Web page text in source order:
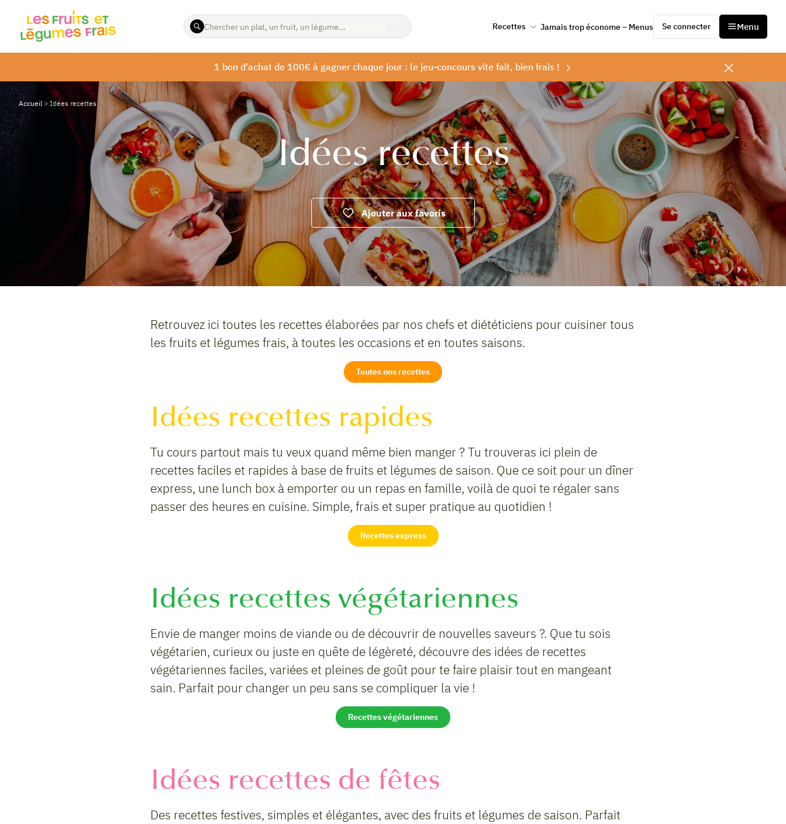
ENTREZ
LES
RECHERCHER
Recettes Jamais trop économe – Menus Se connecter Menu
1 bon d'achat de 100€ à gagner chaque jour : le jeu-concours vite fait, bien frais !
Accueil > Idées recettes
Idées recettes
Ajouter aux favoris
Retrouvez ici toutes les recettes élaborées par nos chefs et diététiciens pour cuisiner tous
les fruits et légumes frais, à toutes les occasions et en toutes saisons.
Toutes nos recettes
Idées recettes rapides
Tu cours partout mais tu veux quand même bien manger ? Tu trouveras ici plein de
recettes faciles et rapides à base de fruits et légumes de saison. Que ce soit pour un dîner
express, une lunch box à emporter ou un repas en famille, voilà de quoi te régaler sans
passer des heures en cuisine. Simple, frais et super pratique au quotidien !
Recettes express
Idées recettes végétariennes
Envie de manger moins de viande ou de découvrir de nouvelles saveurs ?. Que tu sois
végétarien, curieux ou juste en quête de légèreté, découvre des idées de recettes
végétariennes faciles, variées et pleines de goût pour te faire plaisir tout en mangeant
sain. Parfait pour changer un peu sans se compliquer la vie !
Recettes végétariennes
Idées recettes de fêtes
Des recettes festives, simples et élégantes, avec des fruits et légumes de saison. Parfait